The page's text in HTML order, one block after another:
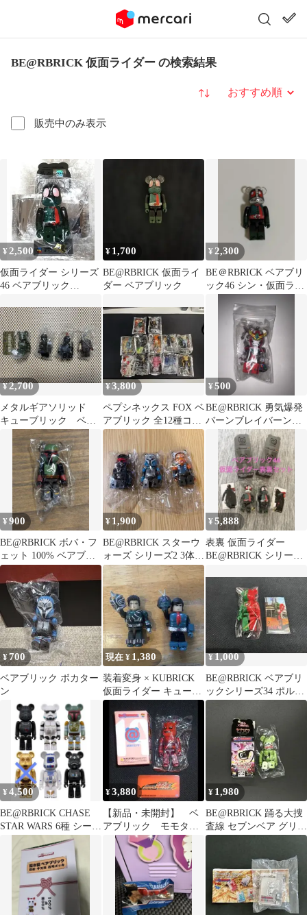
BE@RBRICK 仮面ライダー の検索結果
販売中のみ表示
並び替え
¥ 2,500
仮面ライダー シリーズ
46 ベアブリック
¥ 1,700
BE@RBRICK 仮面ライ
ダー ベアブリック
¥ 2,300
BE＠RBRICK ベアブリ
ック46 シン・仮面ライ
ダー第2号 メディコム
¥2,700
メタルギアソリッド
キューブリック ベア
ブリック 4体セット
未開封
¥3,800
ペプシネックス FOX ベ
アブリック 全12種コン
プセット
¥500
BE@RBRICK 勇気爆発
バーンブレイバーン
100% ベアブリック
¥900
BE@RBRICK ボバ・フ
ェット 100% ベアブリ
ック
¥ 1,900
BE@RBRICK スターウ
ォーズ シリーズ2 3体セ
ット
¥5,888
表裏 仮面ライダー
BE@RBRICK シリーズ
¥700
ベアブリック ボカター
ン
現在 ¥ 1,380
装着変身 × KUBRICK
仮面ライダー キューブ
リック 2体
¥1,000
BE@RBRICK ベアブリ
ックシリーズ34 ポルト
ガル フラッグデザイ
¥4,500
BE@RBRICK CHASE
STAR WARS 6種 シーク
¥3,880
【新品・未開封】 ベ
アブリック モモタロ
ス シリーズ19 フィ
ギュア
¥ 1,980
BE@RBRICK 踊る大捜
査線 セブンベア グリー
ン